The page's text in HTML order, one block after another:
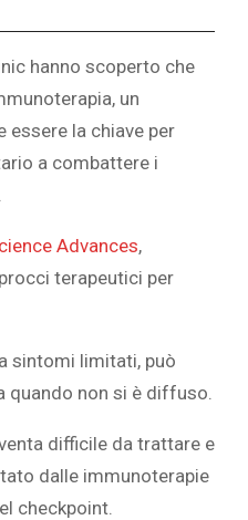
hanno scoperto che
un
essere la chiave per
a combattere i
Advances,
terapeutici per
sintomi limitati, può
quando non si è diffuso.
difficile da trattare e
dalle immunoterapie
checkpoint.